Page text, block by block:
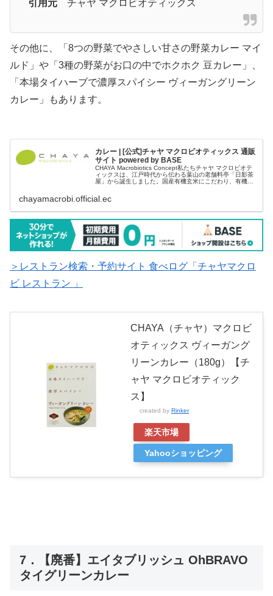
引用元チャヤ マクロビオティックス
その他に、「8つの野菜でやさしい甘さの野菜カレー マイ
ルド」や「3種の野菜がお口の中でホクホク 豆カレー」、
「本場タイハーブで濃厚スパイシー ヴィーガングリーン
カレー」もあります。
カレー | [公式]チャヤ マクロビオティックス 通販
サイト powered by BASE
CHAYA Macrobiotics Concept私たちチャヤ マクロビオテ
ィックスは、江戸時代から伝わる葉山の老舗料亭「日影茶
屋」から誕生しました。国産有機玄米にこだわり、有機・
す。肉...
chayamacrobi.official.ec
＞レストラン検索・予約サイト 食べログ「チャヤマクロ
ビ レストラン 」
CHAYA（チャヤ）マクロビ
オティックス ヴィーガング
リーンカレー（180g）【チ
ャヤ マクロビオティック
ス】
created by Rinker
楽天市場
Yahooショッピング
7．【廃番】エイタブリッシュ OhBRAVO
タイグリーンカレー